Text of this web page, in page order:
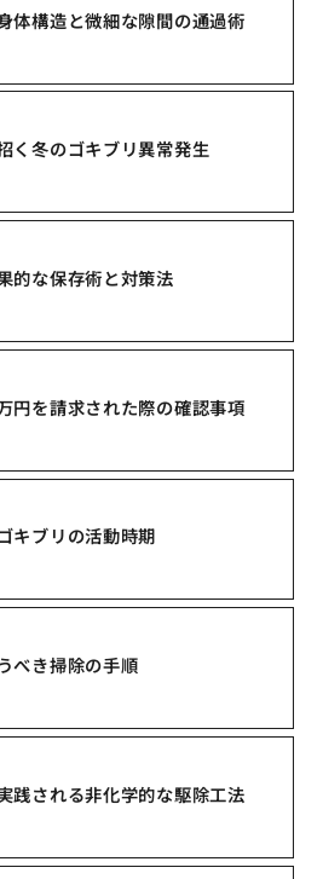
体構造と微細な隙間の通過術
く冬のゴキブリ異常発生
的な保存術と対策法
円を請求された際の確認事項
キブリの活動時期
べき掃除の手順
践される非化学的な駆除工法